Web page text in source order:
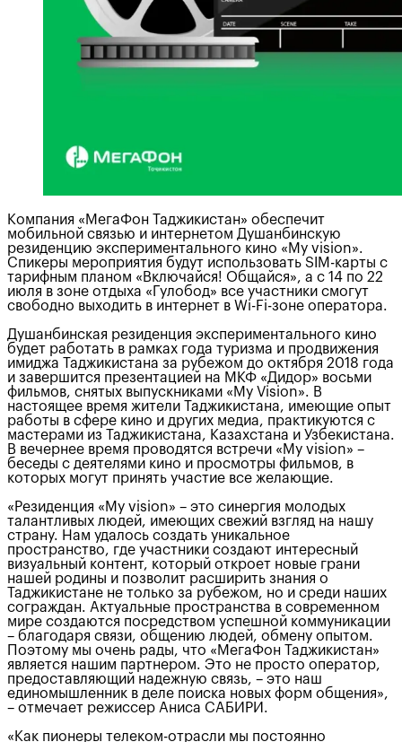
Компания «МегаФон Таджикистан» обеспечит
мобильной связью и интернетом Душанбинскую
резиденцию экспериментального кино «My vision».
Спикеры мероприятия будут использовать SIM-карты с
тарифным планом «Включайся! Общайся», а с 14 по 22
июля в зоне отдыха «Гулобод» все участники смогут
свободно выходить в интернет в Wi-Fi-зоне оператора.
Душанбинская резиденция экспериментального кино
будет работать в рамках года туризма и продвижения
имиджа Таджикистана за рубежом до октября 2018 года
и завершится презентацией на МКФ «Дидор» восьми
фильмов, снятых выпускниками «My Vision». В
настоящее время жители Таджикистана, имеющие опыт
работы в сфере кино и других медиа, практикуются с
мастерами из Таджикистана, Казахстана и Узбекистана.
В вечернее время проводятся встречи «My vision» –
беседы с деятелями кино и просмотры фильмов, в
которых могут принять участие все желающие.
«Резиденция «My vision» – это синергия молодых
талантливых людей, имеющих свежий взгляд на нашу
страну. Нам удалось создать уникальное
пространство, где участники создают интересный
визуальный контент, который откроет новые грани
нашей родины и позволит расширить знания о
Таджикистане не только за рубежом, но и среди наших
сограждан. Актуальные пространства в современном
мире создаются посредством успешной коммуникации
– благодаря связи, общению людей, обмену опытом.
Поэтому мы очень рады, что «МегаФон Таджикистан»
является нашим партнером. Это не просто оператор,
предоставляющий надежную связь, – это наш
единомышленник в деле поиска новых форм общения»,
– отмечает режиссер Аниса САБИРИ.
«Как пионеры телеком-отрасли мы постоянно